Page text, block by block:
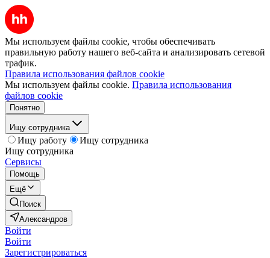
Мы используем файлы cookie, чтобы обеспечивать
правильную работу нашего веб-сайта и анализировать сетевой
трафик.
Правила использования файлов cookie
Мы используем файлы cookie. Правила использования
файлов cookie
Понятно
Ищу сотрудника
Ищу работу
Ищу сотрудника
Ищу сотрудника
Сервисы
Помощь
Ещё
Поиск
Александров
Войти
Войти
Зарегистрироваться